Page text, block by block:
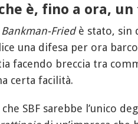
è, fino a ora,
Bankman-Friedè stato, sin
una difesa per ora
facendo breccia tra
certa facilità.
SBF sarebbe l’unico